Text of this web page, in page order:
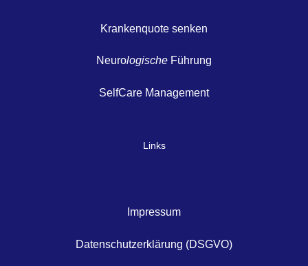
Krankenquote senken
Neurologische Führung
SelfCare Management
Links
Impressum
Datenschutzerklärung (DSGVO)